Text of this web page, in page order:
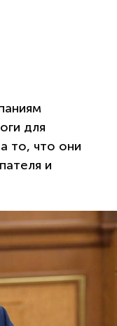
для
то, что они
и